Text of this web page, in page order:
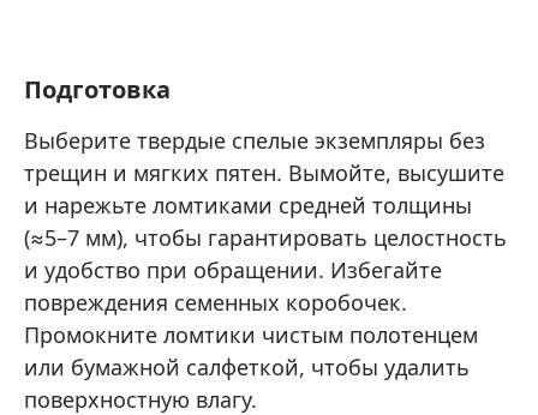
Подготовка
Выберите твердые спелые экземпляры без
трещин и мягких пятен. Вымойте, высушите
и нарежьте ломтиками средней толщины
(≈5–7 мм), чтобы гарантировать целостность
и удобство при обращении. Избегайте
повреждения семенных коробочек.
Промокните ломтики чистым полотенцем
или бумажной салфеткой, чтобы удалить
поверхностную влагу.